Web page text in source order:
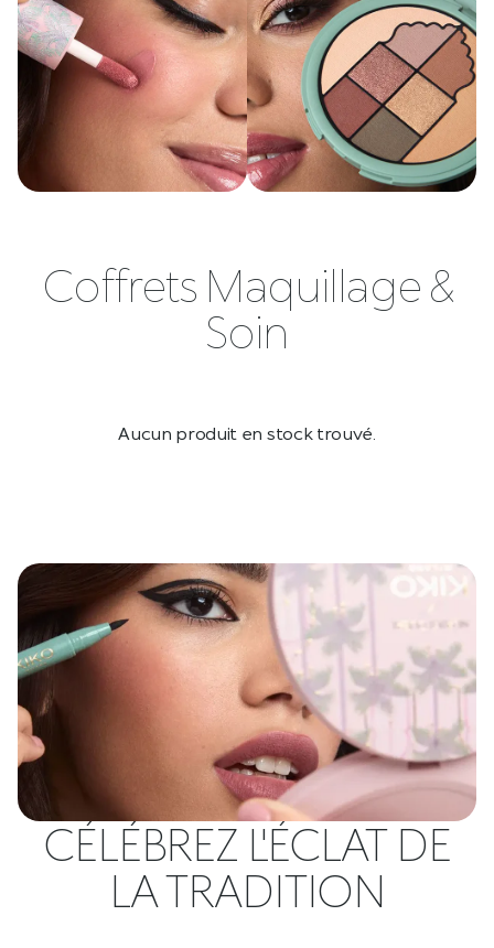
Coffrets Maquillage &
Soin
Aucun produit en stock trouvé.
CÉLÉBREZ L'ÉCLAT DE
LA TRADITION